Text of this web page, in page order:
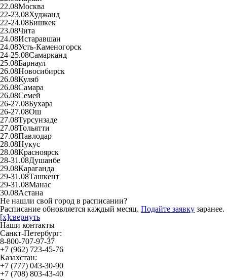
22.08Москва
22-23.08Худжанд
22-24.08Бишкек
23.08Чита
24.08Истаравшан
24.08Усть-Каменогорск
24-25.08Самарканд
25.08Барнаул
26.08Новосибирск
26.08Куляб
26.08Самара
26.08Семей
26-27.08Бухара
26-27.08Ош
27.08Турсунзаде
27.08Тольятти
27.08Павлодар
28.08Нукус
28.08Красноярск
28-31.08Душанбе
29.08Караганда
29-31.08Ташкент
29-31.08Манас
30.08Астана
Не нашли свой город в расписании?
Расписание обновляется каждый месяц. Подайте заявку заранее.
[x]свернуть
Наши контакты
Санкт-Петербург:
8-800-707-97-37
+7 (962) 723-45-76
Казахстан:
+7 (777) 043-30-90
+7 (708) 803-43-40